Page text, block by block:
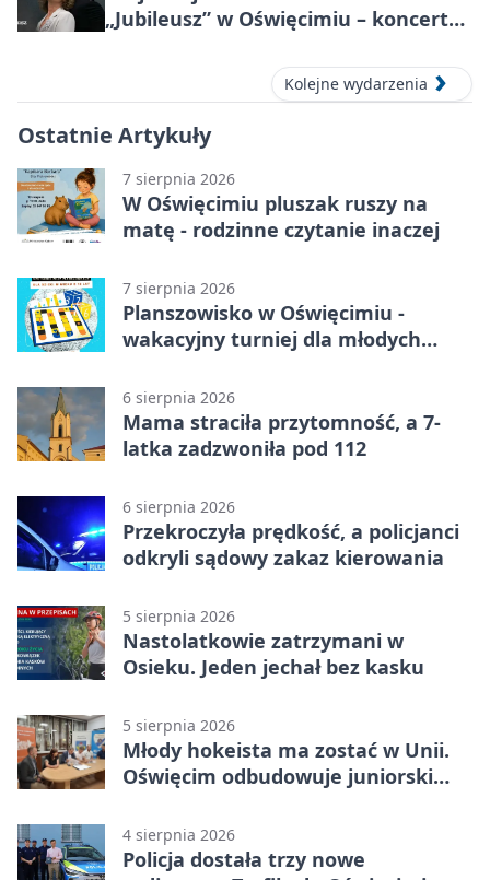
„Jubileusz” w Oświęcimiu – koncert
Kolejne wydarzenia
Ostatnie Artykuły
7 sierpnia 2026
W Oświęcimiu pluszak ruszy na
matę - rodzinne czytanie inaczej
7 sierpnia 2026
Planszowisko w Oświęcimiu -
wakacyjny turniej dla młodych
6 sierpnia 2026
Mama straciła przytomność, a 7-
latka zadzwoniła pod 112
6 sierpnia 2026
Przekroczyła prędkość, a policjanci
odkryli sądowy zakaz kierowania
5 sierpnia 2026
Nastolatkowie zatrzymani w
Osieku. Jeden jechał bez kasku
5 sierpnia 2026
Młody hokeista ma zostać w Unii.
Oświęcim odbudowuje juniorski
4 sierpnia 2026
Policja dostała trzy nowe